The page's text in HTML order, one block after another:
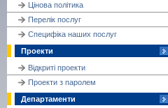
Цінова політика
Перелік послуг
Cпецифіка наших послуг
Проекти
Відкриті проекти
Проекти з паролем
Департаменти